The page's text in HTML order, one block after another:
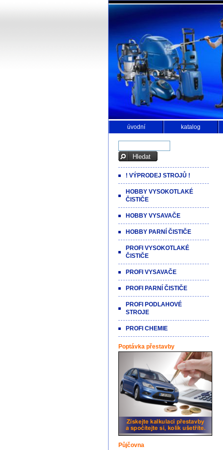
úvodní katalog
! VÝPRODEJ STROJŮ !
HOBBY VYSOKOTLAKÉ
ČISTIČE
HOBBY VYSAVAČE
HOBBY PARNÍ ČISTIČE
PROFI VYSOKOTLAKÉ
ČISTIČE
PROFI VYSAVAČE
PROFI PARNÍ ČISTIČE
PROFI PODLAHOVÉ
STROJE
PROFI CHEMIE
Poptávka přestavby
Půjčovna